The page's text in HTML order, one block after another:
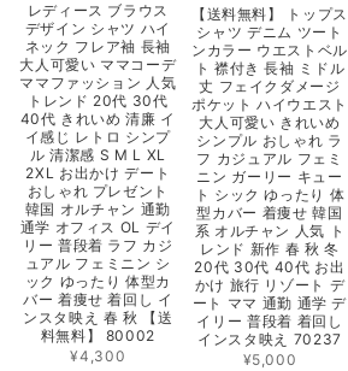
レディース ブラウス
デザイン シャツ ハイ
ネック フレア袖 長袖
大人可愛い ママコーデ
ママファッション 人気
トレンド 20代 30代
40代 きれいめ 清廉 イ
イ感じ レトロ シンプ
ル 清潔感 S M L XL
2XL お出かけ デート
おしゃれ プレゼント
韓国 オルチャン 通勤
通学 オフィス OL デイ
リー 普段着 ラフ カジ
ュアル フェミニン シ
ック ゆったり 体型カ
バー 着痩せ 着回し イ
ンスタ映え 春 秋 【送
料無料】 80002
¥4,300
【送料無料】 トップス
シャツ デニム ツート
ンカラー ウエストベル
ト 襟付き 長袖 ミドル
丈 フェイクダメージ
ポケット ハイウエスト
大人可愛い きれいめ
シンプル おしゃれ ラ
フ カジュアル フェミ
ニン ガーリー キュー
ト シック ゆったり 体
型カバー 着痩せ 韓国
系 オルチャン 人気 ト
レンド 新作 春 秋 冬
20代 30代 40代 お出
かけ 旅行 リゾート デ
ート ママ 通勤 通学 デ
イリー 普段着 着回し
インスタ映え 70237
¥5,000